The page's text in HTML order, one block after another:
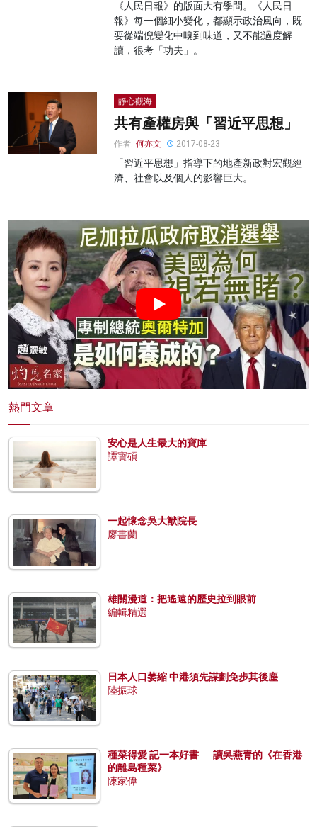
《人民日報》的版面大有學問。《人民日
報》每一個細小變化，都顯示政治風向，既
要從端倪變化中嗅到味道，又不能過度解
讀，很考「功夫」。
靜心觀海
共有產權房與「習近平思想」
作者: 何亦文 2017-08-23
「習近平思想」指導下的地產新政對宏觀經
濟、社會以及個人的影響巨大。
熱門文章
安心是人生最大的寶庫
譚寶碩
一起懷念吳大猷院長
廖書蘭
雄關漫道：把遙遠的歷史拉到眼前
編輯精選
日本人口萎縮 中港須先謀劃免步其後塵
陸振球
種菜得愛 記一本好書──讀吳燕青的《在香港
的離島種菜》
陳家偉